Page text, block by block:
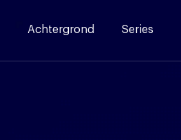
Achtergrond Series